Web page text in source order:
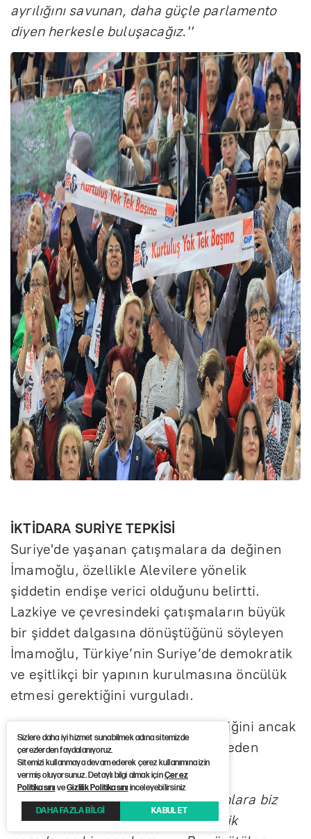
ayrılığını savunan, daha güçle parlamento
diyen herkesle buluşacağız.''
İKTİDARA SURİYE TEPKİSİ
Suriye'de yaşanan çatışmalara da değinen
İmamoğlu, özellikle Alevilere yönelik
şiddetin endişe verici olduğunu belirtti.
Lazkiye ve çevresindeki çatışmaların büyük
bir şiddet dalgasına dönüştüğünü söyleyen
İmamoğlu, Türkiye’nin Suriye’de demokratik
ve eşitlikçi bir yapının kurulmasına öncülük
etmesi gerektiğini vurguladı.
Türkiye’nin masada olması gerektiğini ancak
bu konuda yetersiz kaldığını ifade eden
İmamoğlu, şunları dile getirdi:
''Yanı başımızda Suriye'de yaşananlara biz
göz yummayız, yumamayız. Zalimlik
Sizlere daha iyi hizmet sunabilmek adına sitemizde
çerezlerden faydalanıyoruz.
Sitemizi kullanmaya devam ederek çerez kullanımına izin
vermiş oluyorsunuz. Detaylı bilgi almak içinÇerez
PolitikasınıveGizlilik Politikasınıinceleyebilirsiniz
DAHA FAZLA BİLGİ KABUL ET